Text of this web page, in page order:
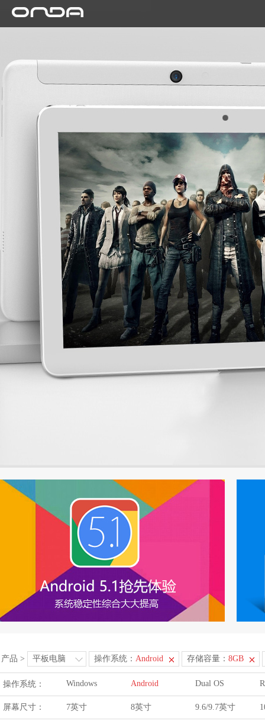
产品 > 平板电脑 操作系统： Android 存储容量： 8GB
操作系统： Windows Android Dual OS
屏幕尺寸： 7英寸 8英寸 9.6/9.7英寸